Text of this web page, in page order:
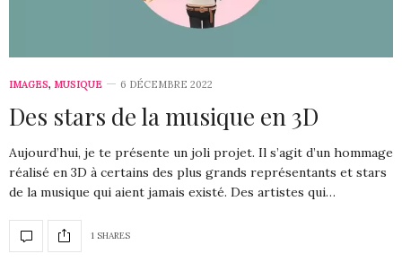
IMAGES, MUSIQUE 6 DÉCEMBRE 2022
Des stars de la musique en 3D
Aujourd’hui, je te présente un joli projet. Il s’agit d’un hommage
réalisé en 3D à certains des plus grands représentants et stars
de la musique qui aient jamais existé. Des artistes qui…
1 SHARES